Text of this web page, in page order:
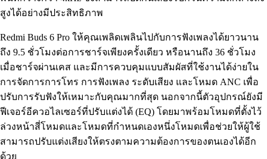
สูงได้อย่างมีประสิทธิภาพ
Redmi Buds 6 Pro ให้คุณเพลิดเพลินไปกับการฟังเพลงได้ยาวนาน
ถึง 9.5 ชั่วโมงต่อการชาร์จเพียงครั้งเดียว หรือนานถึง 36 ชั่วโมง
เมื่อชาร์จผ่านเคส และมีการควบคุมแบบสัมผัสที่ใช้งานได้ง่ายใน
การจัดการการโทร การฟังเพลง ระดับเสียง และโหมด ANC เพื่อ
ปรับการรับฟังให้เหมาะกับคุณมากที่สุด นอกจากนี้ตัวอุปกรณ์ยังมี
ฟีเจอร์อีควอไลเซอร์ที่ปรับแต่งได้ (EQ) โดยมาพร้อมโหมดที่ตั้งไว้
ล่วงหน้าสี่โหมดและโหมดที่กำหนดเองหนึ่งโหมดเพื่อช่วยให้ผู้ใช้
สามารถปรับแต่งเสียงให้ตรงตามความต้องการของตนเองได้อีก
ด้วย